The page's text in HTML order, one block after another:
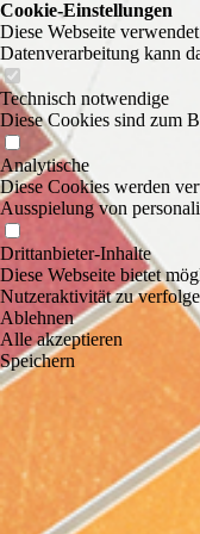
Cookie-Einstellungen
Diese Webseite
Datenverarbeitung kann
Technisch notwendige
Diese Cookies sind zum
Analytische
Diese Cookies werden
Ausspielung von
Drittanbieter-Inhalte
Diese Webseite bietet
Nutzeraktivität zu
Ablehnen
Alle akzeptieren
Speichern